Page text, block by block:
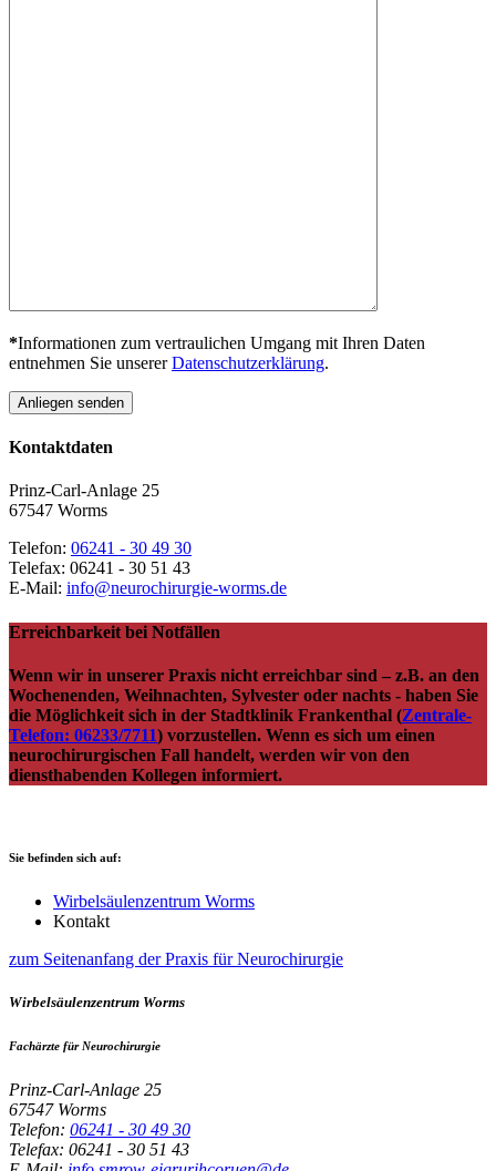
*Informationen zum vertraulichen Umgang mit Ihren Daten
entnehmen Sie unsererDatenschutzerklärung.
Anliegen senden
Kontaktdaten
Prinz-Carl-Anlage 25
67547 Worms
Telefon: 06241 ‑ 30 49 30
Telefax: 06241 ‑ 30 51 43
E-Mail: info@neurochirurgie-worms.de
Erreichbarkeit bei Notfällen
Wenn wir in unserer Praxis nicht erreichbar sind – z.B. an den
Wochenenden, Weihnachten, Sylvester oder nachts - haben Sie
die Möglichkeit sich in der Stadtklinik Frankenthal (Zentrale-
Telefon: 06233/7711) vorzustellen. Wenn es sich um einen
neuro­chirurgischen Fall handelt, werden wir von den
diensthabenden Kollegen informiert.
Sie befinden sich auf:
Wirbelsäulenzentrum Worms
Kontakt
zum Seitenanfang der Praxis für Neurochirurgie
Wirbelsäulenzentrum Worms
Fachärzte für Neurochirurgie
Prinz-Carl-Anlage 25
67547 Worms
Telefon: 06241 ‑ 30 49 30
Telefax: 06241 ‑ 30 51 43